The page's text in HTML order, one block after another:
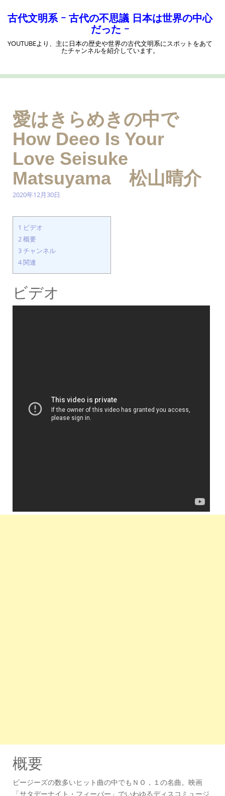
キ
古代文明系 ｰ 古代の不思議 日本は世界の中心
だった ｰ
YOUTUBEより、主に日本の歴史や世界の古代文明系にスポットをあて
たチャンネルを紹介しています。
愛はきらめきの中で
How Deeo Is Your
Love Seisuke
Matsuyama 松山晴介
2020年12月30日
1 ビデオ
2概要
3チャンネル
4関連
ビデオ
概要
ビージーズの数多いヒット曲の中でもＮＯ，１の名曲。映画
「サタデーナイト・フィーバー」でいわゆるディスコミュージ